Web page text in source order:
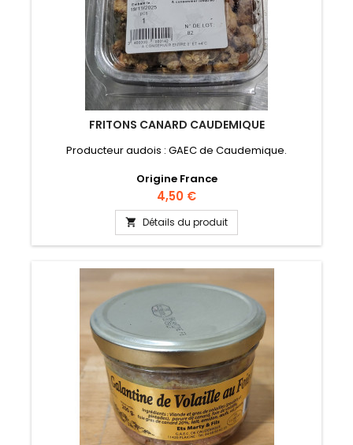
FRITONS CANARD CAUDEMIQUE
Producteur audois : GAEC de Caudemique.
Origine France
Prix
4,50 €
 Détails du produit